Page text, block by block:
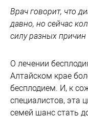
Врач говорит, что
давно, но сейчас
силу разных причин
О лечении
Алтайском крае
бесплодием. И, к
специалистов, эта
семей шанс стать